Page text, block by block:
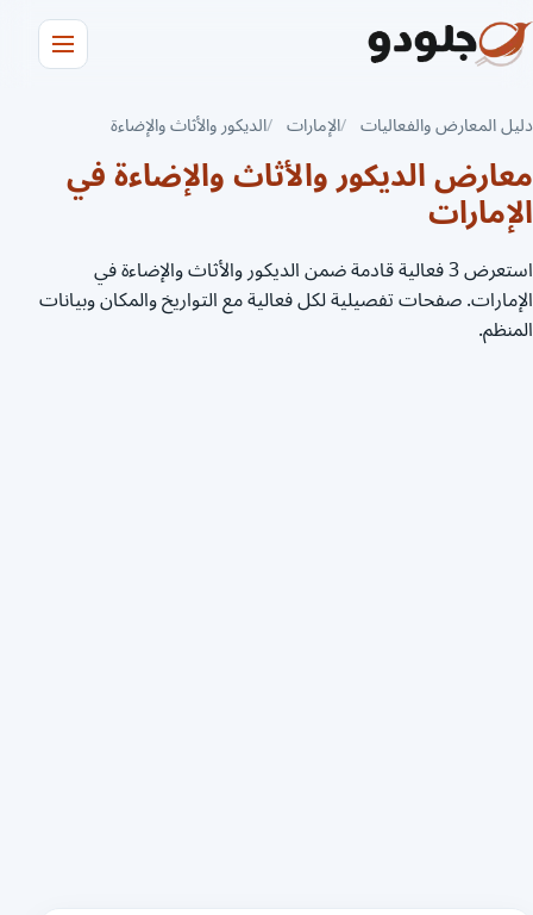
دليل المعارض والفعاليات الإمارات الديكور والأثاث والإضاءة
معارض الديكور والأثاث والإضاءة في
الإمارات
استعرض 3 فعالية قادمة ضمن الديكور والأثاث والإضاءة في
الإمارات. صفحات تفصيلية لكل فعالية مع التواريخ والمكان وبيانات
المنظم.